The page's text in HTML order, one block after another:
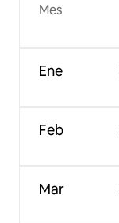
Mes
Ene
Feb
Mar